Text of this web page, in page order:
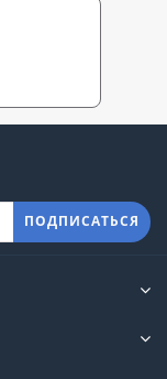
ПОДПИСАТЬСЯ